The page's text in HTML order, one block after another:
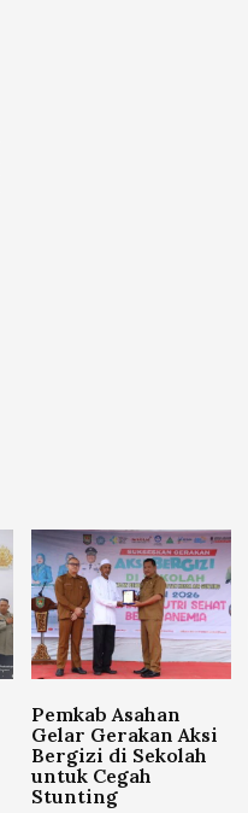
Pemkab Asahan
Gelar Gerakan Aksi
Bergizi di Sekolah
untuk Cegah
Stunting